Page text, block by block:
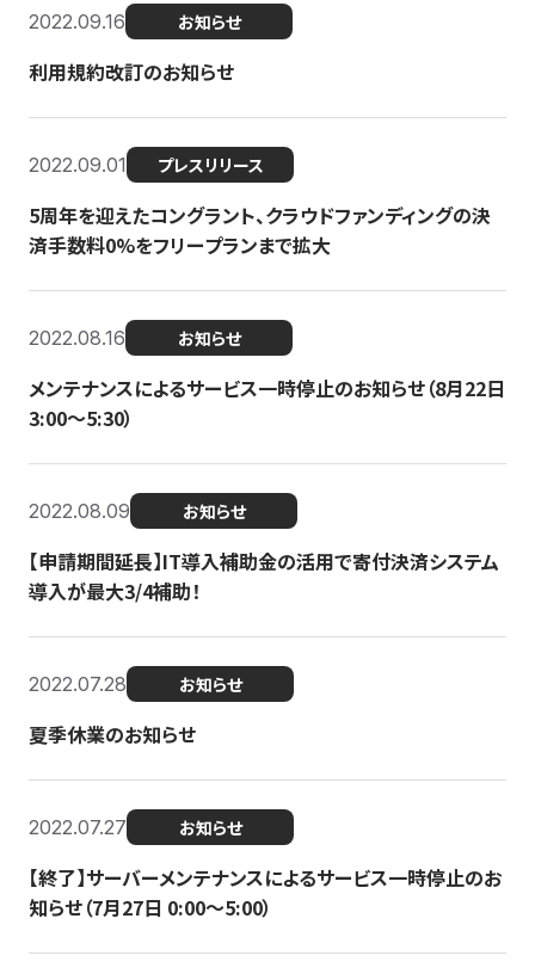
2022.09.16 お知らせ
利用規約改訂のお知らせ
2022.09.01 プレスリリース
5周年を迎えたコングラント、クラウドファンディングの決
済手数料0%をフリープランまで拡大
2022.08.16 お知らせ
メンテナンスによるサービス一時停止のお知らせ（8月22日
3:00〜5:30）
2022.08.09 お知らせ
【申請期間延長】IT導入補助金の活用で寄付決済システム
導入が最大3/4補助！
2022.07.28 お知らせ
夏季休業のお知らせ
2022.07.27 お知らせ
【終了】サーバーメンテナンスによるサービス一時停止のお
知らせ（7月27日 0:00〜5:00）